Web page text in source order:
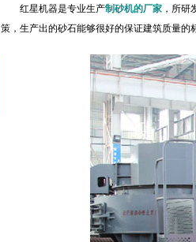
红星机器是专业生产制砂机的厂家，所研
策，生产出的砂石能够很好的保证建筑质量